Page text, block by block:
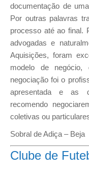
documentação de
Por outras palavras
processo até ao final.
advogadas e
Aquisições, foram
modelo de
negociação foi o
apresentada e as
recomendo
coletivas ou
Sobral de Adiça – Beja
Clube de